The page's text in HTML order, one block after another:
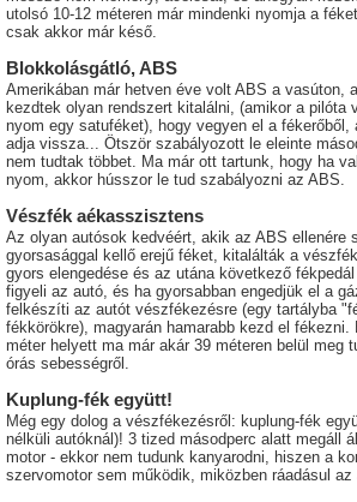
utolsó 10-12 méteren már mindenki nyomja a
csak akkor már késő.
Blokkolásgátló, ABS
Amerikában már hetven éve volt ABS a vasúton,
kezdtek olyan rendszert kitalálni, (amikor a pilóta
nyom egy satuféket), hogy vegyen el a fékerőből,
adja vissza... Ötször szabályozott le eleinte
nem tudtak többet. Ma már ott tartunk, hogy ha
nyom, akkor hússzor le tud szabályozni az ABS.
Vészfék aékasszisztens
Az olyan autósok kedvéért, akik az ABS ellenére
gyorsasággal kellő erejű féket, kitalálták a
gyors elengedése és az utána következő
figyeli az autó, és ha gyorsabban engedjük el a
felkészíti az autót vészfékezésre (egy tartályba
fékkörökre), magyarán hamarabb kezd el
méter helyett ma már akár 39 méteren belül meg
órás sebességről.
Kuplung-fék együtt!
Még egy dolog a vészfékezésről: kuplung-fék
nélküli autóknál)! 3 tized másodperc alatt megáll
motor - ekkor nem tudunk kanyarodni, hiszen a
szervomotor sem működik, miközben ráadásul